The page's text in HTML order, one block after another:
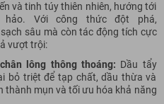
và tinh túy thiên nhiên, hướng tới
Với công thức đột phá,
sâu mà còn tác động tích cực
vượt trội:
lông thông thoáng: Dầu tẩy
bỏ triệt để tạp chất, dầu thừa và
thành mụn và tối ưu hóa khả năng